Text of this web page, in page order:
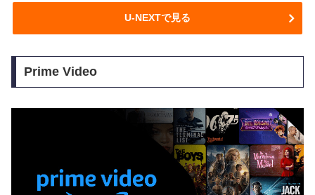
U-NEXTで見る
Prime Video